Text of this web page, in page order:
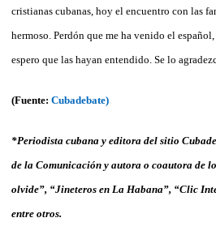
cristianas cubanas, hoy el encuentro con las
hermoso. Perdón que me ha venido el
espero que las hayan entendido. Se lo
(Fuente: Cubadebate)
*Periodista cubana y editora del sitio
de la Comunicación y autora o coautora de
olvide”, “Jineteros en La Habana”, “Clic
entre otros.